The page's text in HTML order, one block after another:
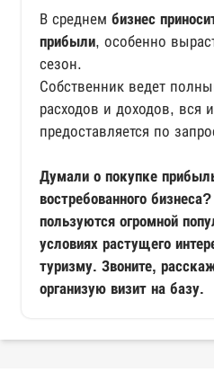
В среднем бизнес
прибыли, особенно
сезон.
Собственник ведет
расходов и доходов, вся
предоставляется по
Думали о покупке
востребованного
пользуются огромной
условиях растущего
туризму. Звоните,
организую визит на базу.